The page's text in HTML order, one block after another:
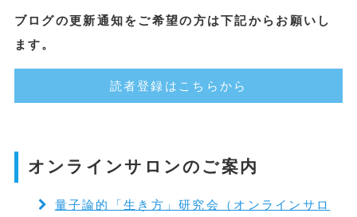
ブログの更新通知をご希望の方は下記からお願いし
ます。
読者登録はこちらから
オンラインサロンのご案内
量子論的「生き方」研究会（オンラインサロ